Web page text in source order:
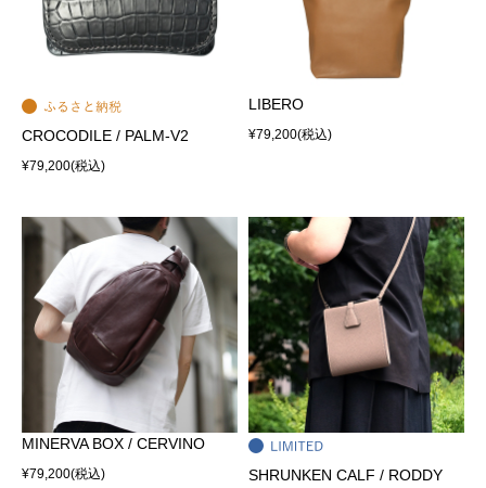
CROCODILE / PALM-V2
¥79,200(税込)
LIBERO
¥79,200(税込)
MINERVA BOX / CERVINO
¥79,200(税込)
SHRUNKEN CALF / RODDY